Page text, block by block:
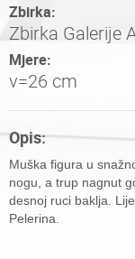
Zbirka:
Zbirka Galerije
Mjere:
v=26 cm
Opis:
Muška figura u
nogu, a trup nagnut
desnoj ruci baklja.
Pelerina.